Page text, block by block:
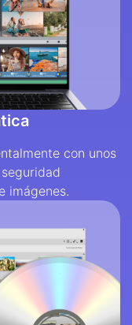
con unos
imágenes.